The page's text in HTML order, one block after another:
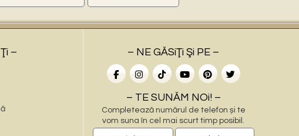
– – NE GĂSiŢi Şi PE –
– TE SUNĂM NOi! –
Completează numărul de telefon și te
vom suna în cel mai scurt timp posibil.